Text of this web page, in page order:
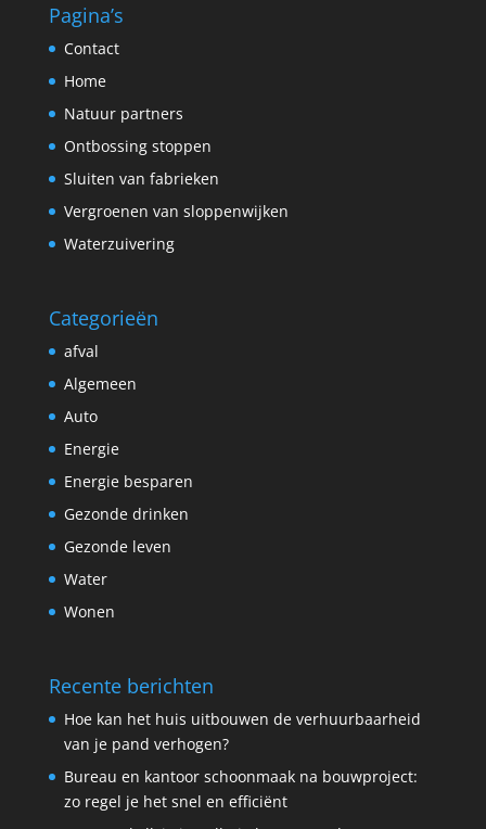
Pagina’s
Contact
Home
Natuur partners
Ontbossing stoppen
Sluiten van fabrieken
Vergroenen van sloppenwijken
Waterzuivering
Categorieën
afval
Algemeen
Auto
Energie
Energie besparen
Gezonde drinken
Gezonde leven
Water
Wonen
Recente berichten
Hoe kan het huis uitbouwen de verhuurbaarheid
van je pand verhogen?
Bureau en kantoor schoonmaak na bouwproject:
zo regel je het snel en efficiënt